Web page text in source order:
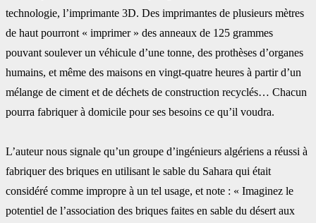
technologie, l’imprimante 3D. Des imprimantes de plusieurs ‎mètres
de haut pourront « imprimer » des anneaux de 125 grammes
pouvant soulever un ‎véhicule d’une tonne, des prothèses d’organes
humains, et même des maisons en vingt-‎quatre heures à partir d’un
mélange de ciment et de déchets de construction recyclés… ‎Chacun
pourra fabriquer à domicile pour ses besoins ce qu’il voudra.
L’auteur nous signale qu’un groupe d’ingénieurs algériens a réussi à
fabriquer des briques en ‎utilisant le sable du Sahara qui était
considéré comme impropre à un tel usage, et note : ‎‎« Imaginez le
potentiel de l’association des briques faites en sable du désert aux